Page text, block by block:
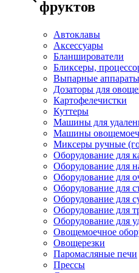
фруктов
Автоклавы
Аксессуары
Бланширователи
Бликсеры,
Выпарные аппараты
Дозаторы для
Картофелечистки
Куттеры
Машины для
Машины
Миксеры ручные
Оборудование для
Оборудование для
Оборудование для
Оборудование для
Оборудование для
Оборудование для
Оборудование для
Овощемоечное
Овощерезки
Паромасляные печи
Прессы